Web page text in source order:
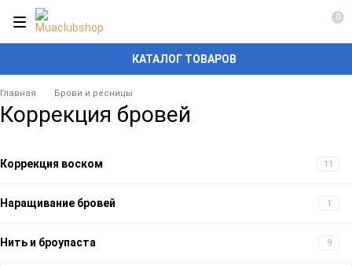
КАТАЛОГ ТОВАРОВ
0
Главная Брови и ресницы
Коррекция бровей
11
Коррекция воском
1
Наращивание бровей
9
Нить и броупаста